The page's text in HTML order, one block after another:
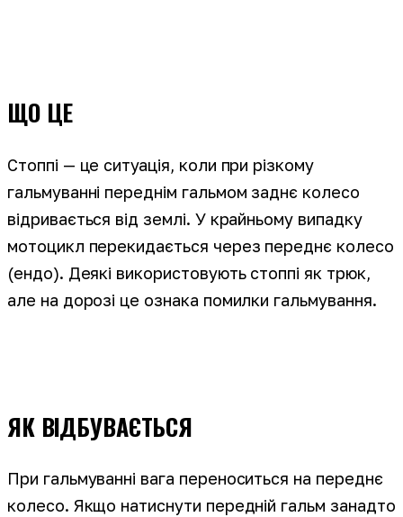
ЩО ЦЕ
Стоппі — це ситуація, коли при різкому
гальмуванні переднім гальмом заднє колесо
відривається від землі. У крайньому випадку
мотоцикл перекидається через переднє колесо
(ендо). Деякі використовують стоппі як трюк,
але на дорозі це ознака помилки гальмування.
ЯК ВІДБУВАЄТЬСЯ
При гальмуванні вага переноситься на переднє
колесо. Якщо натиснути передній гальм занадто